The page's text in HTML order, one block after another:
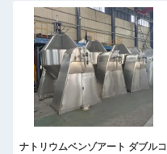
ナトリウムベンゾアート ダブルコ